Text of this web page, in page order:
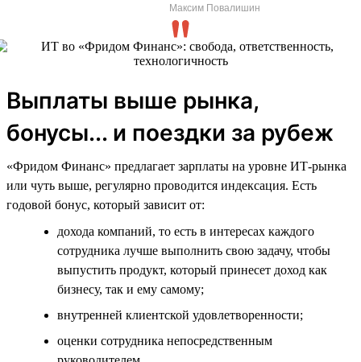
Максим Повалишин
Выплаты выше рынка,
бонусы... и поездки за рубеж
«Фридом Финанс» предлагает зарплаты на уровне ИТ-рынка
или чуть выше, регулярно проводится индексация. Есть
годовой бонус, который зависит от:
дохода компаний, то есть в интересах каждого
сотрудника лучше выполнить свою задачу, чтобы
выпустить продукт, который принесет доход как
бизнесу, так и ему самому;
внутренней клиентской удовлетворенности;
оценки сотрудника непосредственным